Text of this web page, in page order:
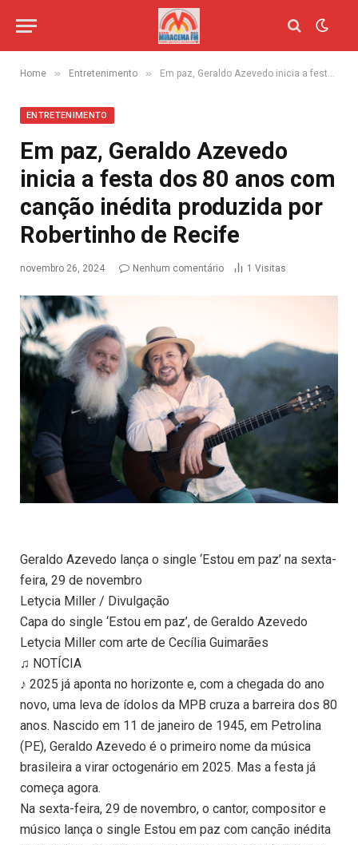
Home » Entretenimento » Em paz, Geraldo Azevedo inicia a festa dos 80 anos com canção inédita produzida por Robertinho de Recife
ENTRETENIMENTO
Em paz, Geraldo Azevedo
inicia a festa dos 80 anos com
canção inédita produzida por
Robertinho de Recife
novembro 26, 2024 Nenhum comentário 1 Visitas
Geraldo Azevedo lança o single ‘Estou em paz’ na sexta-
feira, 29 de novembro
Letycia Miller / Divulgação
Capa do single ‘Estou em paz’, de Geraldo Azevedo
Letycia Miller com arte de Cecília Guimarães
♫ NOTÍCIA
♪ 2025 já aponta no horizonte e, com a chegada do ano
novo, uma leva de ídolos da MPB cruza a barreira dos 80
anos. Nascido em 11 de janeiro de 1945, em Petrolina
(PE), Geraldo Azevedo é o primeiro nome da música
brasileira a virar octogenário em 2025. Mas a festa já
começa agora.
Na sexta-feira, 29 de novembro, o cantor, compositor e
músico lança o single Estou em paz com canção inédita